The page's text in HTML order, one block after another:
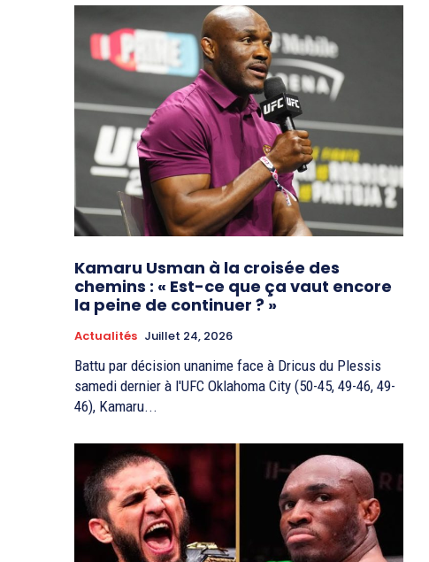
Kamaru Usman à la croisée des
chemins : « Est-ce que ça vaut encore
la peine de continuer ? »
Actualités Juillet 24, 2026
Battu par décision unanime face à Dricus du Plessis
samedi dernier à l'UFC Oklahoma City (50-45, 49-46, 49-
46), Kamaru...